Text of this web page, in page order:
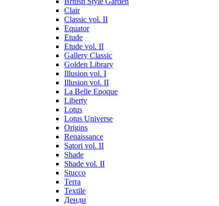
Clair
Classic vol. II
Equator
Etude
Etude vol. II
Gallery Classic
Golden Library
Illusion vol. I
Illusion vol. II
La Belle Epoque
Liberty
Lotus
Lotus Universe
Origins
Renaissance
Satori vol. II
Shade
Shade vol. II
Stucco
Terra
Textile
Денди